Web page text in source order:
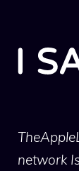
network